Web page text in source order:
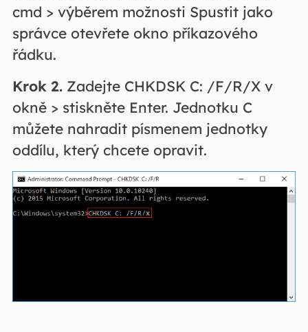
cmd > výběrem možnosti Spustit jako
správce otevřete okno příkazového
řádku.
Krok 2.Zadejte CHKDSK C: /F/R/X v
okně > stiskněte Enter. Jednotku C
můžete nahradit písmenem jednotky
oddílu, který chcete opravit.